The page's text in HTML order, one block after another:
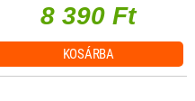
8 390 Ft
KOSÁRBA